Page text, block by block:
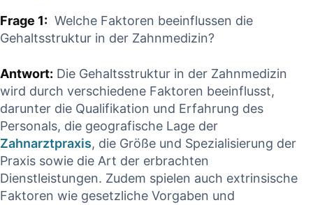
Frage 1: ⁢ Welche Faktoren beeinflussen ‌die
Gehaltsstruktur in der Zahnmedizin?
Antwort: Die Gehaltsstruktur⁢ in ‍der Zahnmedizin
wird​ durch verschiedene Faktoren beeinflusst,
⁣darunter⁣ die Qualifikation und Erfahrung des
Personals, ⁤die geografische Lage⁤ der
Zahnarztpraxis, die Größe und Spezialisierung der⁣
Praxis sowie⁤ die ⁢Art der erbrachten
Dienstleistungen.⁤ Zudem spielen auch extrinsische
Faktoren wie ‌gesetzliche Vorgaben und